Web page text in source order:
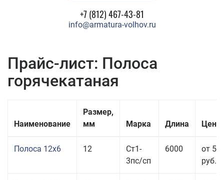
+7 (812) 467-43-81
info@armatura-volhov.ru
Прайс-лист: Полоса
горячекатаная
Наименование
Размер,
мм
Марка Длина Цена
Полоса 12x6 12
Ст1-
3пс/сп
6000
от 53
руб.